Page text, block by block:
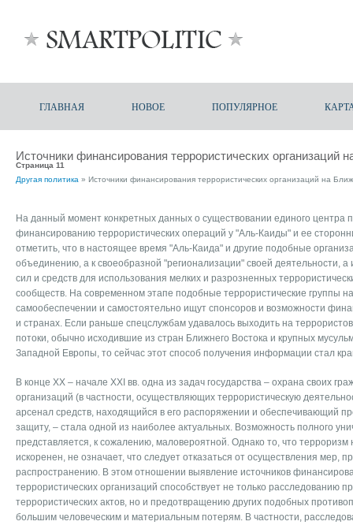
ГЛАВНАЯ НОВОЕ ПОПУЛЯРНОЕ
Источники финансирования террористических организаций
Страница 11
Другая политика » Источники финансирования террористических организаций на
На данный момент конкретных данных о существовании единого центра
финансированию террористических операций у "Аль-Каиды" и ее
отметить, что в настоящее время "Аль-Каида" и другие подобные
объединению, а к своеобразной "регионализации" своей деятельности, а
сил и средств для использования мелких и разрозненных
сообществ. На современном этапе подобные террористические группы
самообеспечении и самостоятельно ищут спонсоров и возможности
и странах. Если раньше спецслужбам удавалось выходить на
потоки, обычно исходившие из стран Ближнего Востока и крупных
Западной Европы, то сейчас этот способ получения информации стал
В конце XX – начале XXI вв. одна из задач государства – охрана своих
организаций (в частности, осуществляющих террористическую
арсенал средств, находящийся в его распоряжении и обеспечивающий
защиту, – стала одной из наиболее актуальных. Возможность полного
представляется, к сожалению, маловероятной. Однако то, что
искоренен, не означает, что следует отказаться от осуществления мер,
распространению. В этом отношении выявление источников
террористических организаций способствует не только расследованию
террористических актов, но и предотвращению других подобных
большим человеческим и материальным потерям. В частности,